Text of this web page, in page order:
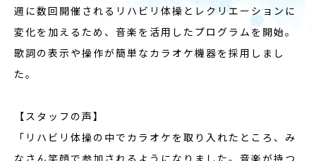
週に数回開催されるリハビリ体操とレクリエーションに
変化を加えるため、音楽を活用したプログラムを開始。
歌詞の表示や操作が簡単なカラオケ機器を採用しまし
た。
【スタッフの声】
「リハビリ体操の中でカラオケを取り入れたところ、み